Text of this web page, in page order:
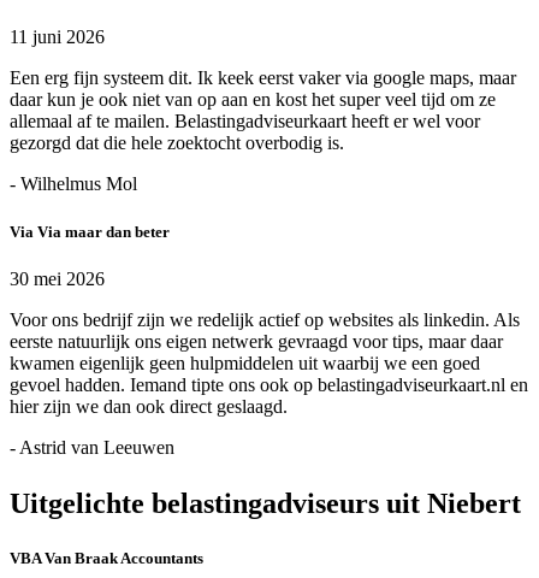
11 juni 2026
Een erg fijn systeem dit. Ik keek eerst vaker via google maps, maar
daar kun je ook niet van op aan en kost het super veel tijd om ze
allemaal af te mailen. Belastingadviseurkaart heeft er wel voor
gezorgd dat die hele zoektocht overbodig is.
- Wilhelmus Mol
Via Via maar dan beter
30 mei 2026
Voor ons bedrijf zijn we redelijk actief op websites als linkedin. Als
eerste natuurlijk ons eigen netwerk gevraagd voor tips, maar daar
kwamen eigenlijk geen hulpmiddelen uit waarbij we een goed
gevoel hadden. Iemand tipte ons ook op belastingadviseurkaart.nl en
hier zijn we dan ook direct geslaagd.
- Astrid van Leeuwen
Uitgelichte belastingadviseurs uit Niebert
VBA Van Braak Accountants